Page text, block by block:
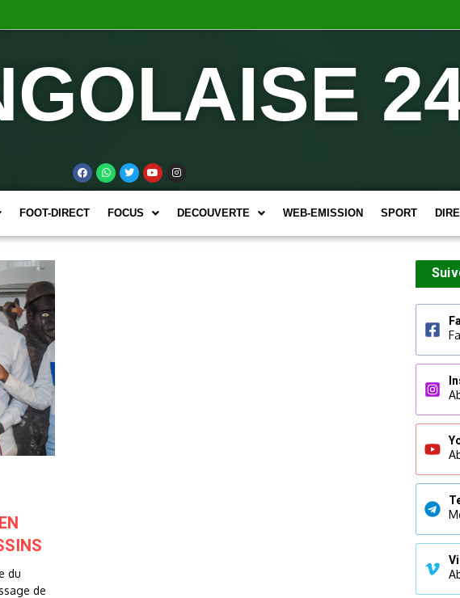
FOOT-DIRECT FOCUS DECOUVERTE WEB-EMISSION SPORT
du
de